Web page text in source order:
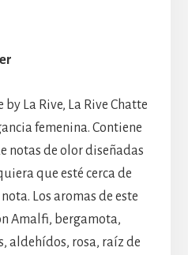
by La Rive, La Rive Chatte
femenina. Contiene
notas de olor diseñadas
que esté cerca de
Los aromas de este
Amalfi, bergamota,
aldehídos, rosa, raíz de